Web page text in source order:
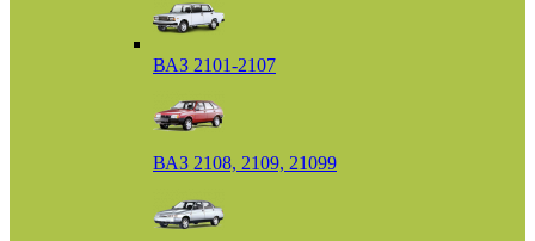
ВАЗ 2101-2107
ВАЗ 2108, 2109, 21099